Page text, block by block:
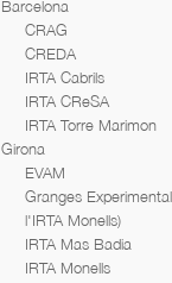
Barcelona
CRAG
CREDA
IRTA Cabrils
IRTA CReSA
IRTA Torre Marimon
Girona
EVAM
Granges
l'IRTA Monells)
IRTA Mas Badia
IRTA Monells